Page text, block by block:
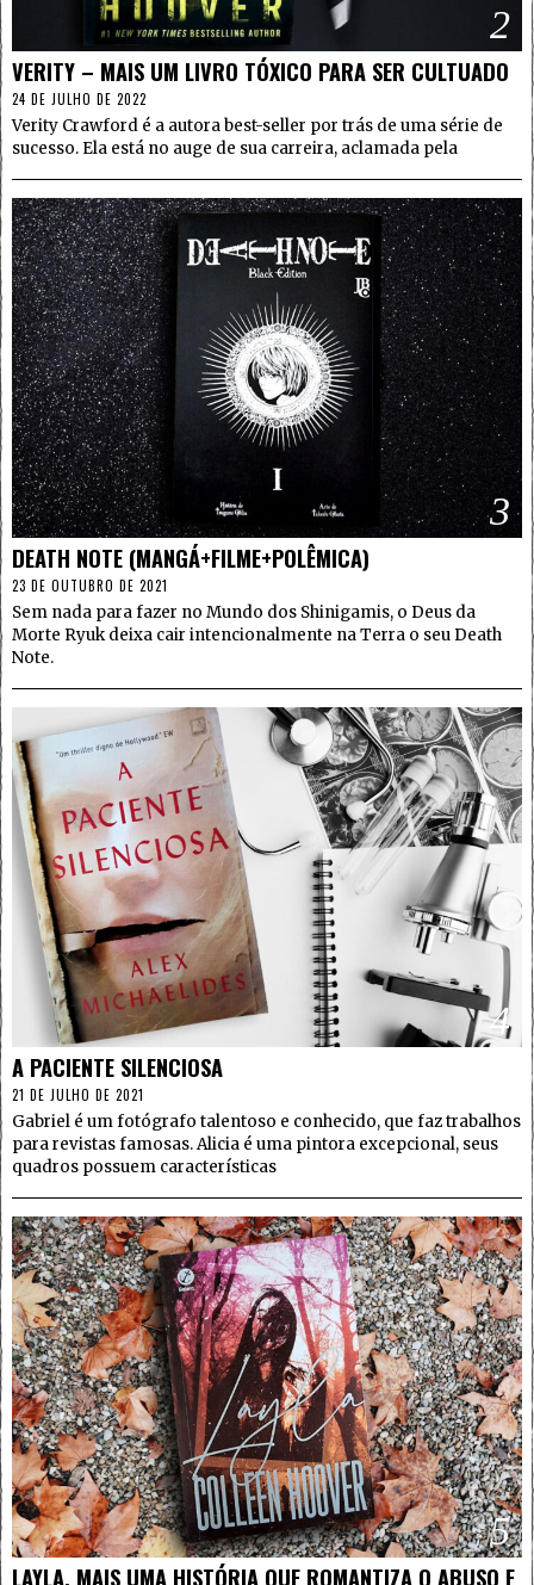
2
VERITY – MAIS UM LIVRO TÓXICO PARA SER CULTUADO
24 DE JULHO DE 2022
Verity Crawford é a autora best-seller por trás de uma série de
sucesso. Ela está no auge de sua carreira, aclamada pela
3
DEATH NOTE (MANGÁ+FILME+POLÊMICA)
23 DE OUTUBRO DE 2021
Sem nada para fazer no Mundo dos Shinigamis, o Deus da
Morte Ryuk deixa cair intencionalmente na Terra o seu Death
Note.
4
A PACIENTE SILENCIOSA
21 DE JULHO DE 2021
Gabriel é um fotógrafo talentoso e conhecido, que faz trabalhos
para revistas famosas. Alicia é uma pintora excepcional, seus
quadros possuem características
5
LAYLA, MAIS UMA HISTÓRIA QUE ROMANTIZA O ABUSO E